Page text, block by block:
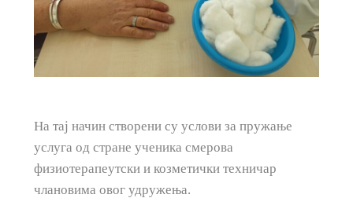
На тај начин створени су услови за пружање
услуга од стране ученика смерова
физиотерапеутски и козметички техничар
члановима овог удружења.